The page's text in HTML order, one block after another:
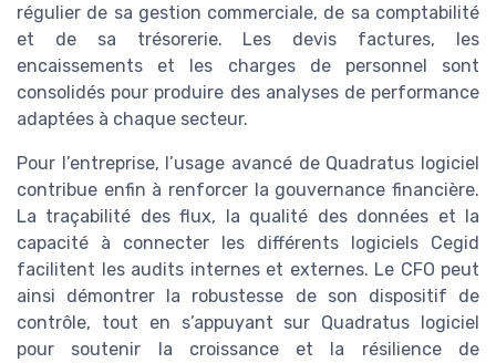
régulier de sa gestion commerciale, de sa comptabilité
et de sa trésorerie. Les devis factures, les
encaissements et les charges de personnel sont
consolidés pour produire des analyses de performance
adaptées à chaque secteur.
Pour l’entreprise, l’usage avancé de Quadratus logiciel
contribue enfin à renforcer la gouvernance financière.
La traçabilité des flux, la qualité des données et la
capacité à connecter les différents logiciels Cegid
facilitent les audits internes et externes. Le CFO peut
ainsi démontrer la robustesse de son dispositif de
contrôle, tout en s’appuyant sur Quadratus logiciel
pour soutenir la croissance et la résilience de